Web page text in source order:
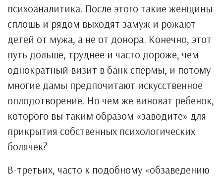
психоаналитика. После этого такие женщины
сплошь и рядом выходят замуж и рожают
детей от мужа, а не от донора. Конечно, этот
путь дольше, труднее и часто дороже, чем
однократный визит в банк спермы, и потому
многие дамы предпочитают искусственное
оплодотворение. Но чем же виноват ребенок,
которого вы таким образом «заводите» для
прикрытия собственных психологических
болячек?
В-третьих, часто к подобному «обзаведению